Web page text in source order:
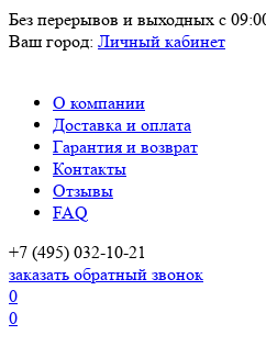
Без перерывов и выходных с
Ваш город: Личный кабинет
О компании
Доставка и оплата
Гарантия и возврат
Контакты
Отзывы
FAQ
+7 (495) 032-10-21
заказать обратный звонок
0
0